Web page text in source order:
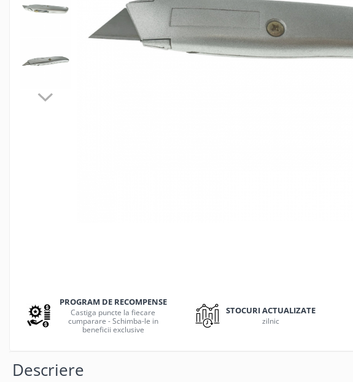
Jocuri de masa
Machiaj temporar si efecte speciale
Seturi si jocuri creative
Articole pentru creatori de
continut
Munca mobila
Microfoane Gaming
Mouse Gaming
Accesorii IT
PROGRAM DE RECOMPENSE
Castiga puncte la fiecare
cumparare - Schimba-le in
beneficii exclusive
STOCURI ACTUALIZATE
zilnic
Descriere